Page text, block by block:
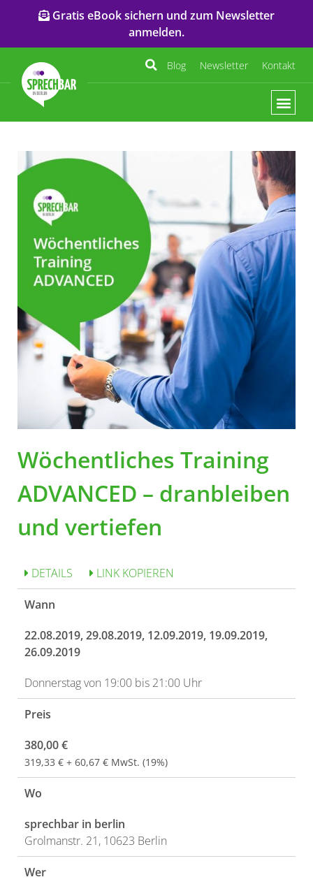
Gratis eBook sichern und zum Newsletter
anmelden.
Blog Newsletter Kontakt
Wöchentliches Training
ADVANCED – dranbleiben
und vertiefen
DETAILS LINK KOPIEREN
Wann
22.08.2019, 29.08.2019, 12.09.2019, 19.09.2019,
26.09.2019
Donnerstag von 19:00 bis 21:00 Uhr
Preis
380,00 €
319,33 € + 60,67 € MwSt. (19%)
Wo
sprechbar in berlin
Grolmanstr. 21, 10623 Berlin
Wer